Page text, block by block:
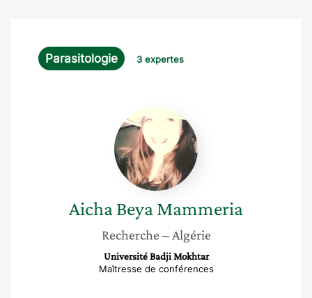
Parasitologie 3 expertes
Aicha
Mammeria
Aicha BeyaMammeria
Recherche – Algérie
Université Badji Mokhtar
Maîtresse de conférences